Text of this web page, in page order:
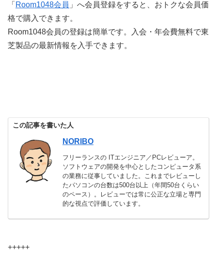
「 Room1048会員 」へ会員登録をすると、おトクな会員価
格で購入できます。
Room1048会員の登録は簡単です。入会・年会費無料で東
芝製品の最新情報を入手できます。
この記事を書いた人
NORIBO
フリーランスの ITエンジニア／PCレビューア。
ソフトウェアの開発を中心としたコンピュータ系
の業務に従事していました。これまでレビューし
たパソコンの台数は500台以上（年間50台くらい
のペース）。レビューでは常に公正な立場と専門
的な視点で評価しています。
+++++